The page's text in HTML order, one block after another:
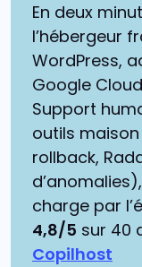
En deux
l’hébergeur
WordPress,
Google
Support
outils
rollback,
charge par
4,8/5 sur 40
Copilhost